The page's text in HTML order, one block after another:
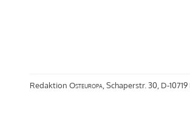
Redaktion Osteuropa, Schaperstr. 30, D-